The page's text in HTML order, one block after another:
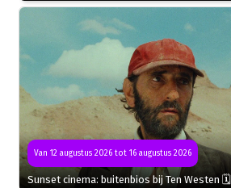
Van 12 augustus 2026 tot 16 augustus 2026
Sunset cinema: buitenbios bij Ten Westen 🗓